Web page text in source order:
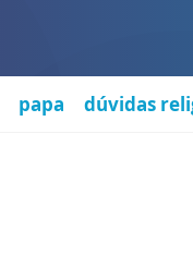
papa dúvidas